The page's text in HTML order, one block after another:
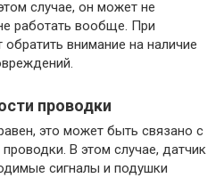
случае, он может не
работать вообще. При
внимание на наличие
проводки
это может быть связано с
В этом случае, датчик
сигналы и подушки